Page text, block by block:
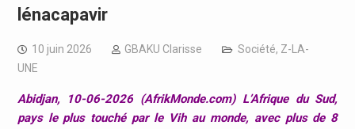
lénacapavir
10 juin 2026 GBAKU Clarisse Société, Z-LA-
UNE
Abidjan, 10-06-2026 (AfrikMonde.com) L’Afrique du Sud,
pays le plus touché par le Vih au monde, avec plus de 8